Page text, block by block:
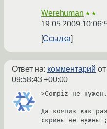
Werehuman ★★
19.05.2009
Ссылка
Ответ на: комментарий
09:58:43 +00:00
>Compiz не нужен.
Да компиз как
скрины не нужны